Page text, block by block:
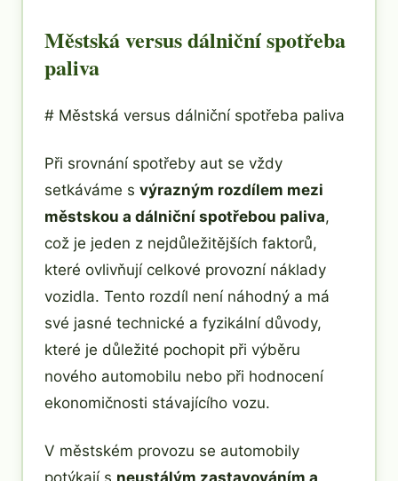
Městská versus dálniční spotřeba
paliva
# Městská versus dálniční spotřeba paliva
Při srovnání spotřeby aut se vždy
setkáváme s výrazným rozdílem mezi
městskou a dálniční spotřebou paliva,
což je jeden z nejdůležitějších faktorů,
které ovlivňují celkové provozní náklady
vozidla. Tento rozdíl není náhodný a má
své jasné technické a fyzikální důvody,
které je důležité pochopit při výběru
nového automobilu nebo při hodnocení
ekonomičnosti stávajícího vozu.
V městském provozu se automobily
potýkají s neustálým zastavováním a